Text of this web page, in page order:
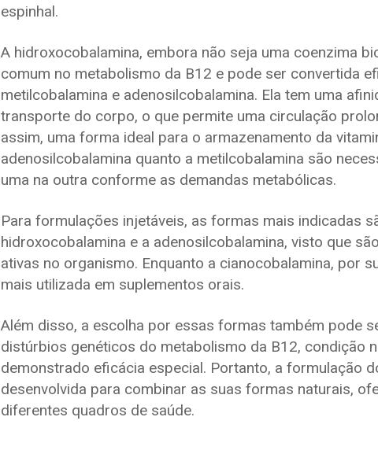
espinhal.
A hidroxocobalamina, embora não seja uma coenzima
comum no metabolismo da B12 e pode ser convertida
metilcobalamina e adenosilcobalamina. Ela tem uma
transporte do corpo, o que permite uma circulação
assim, uma forma ideal para o armazenamento da
adenosilcobalamina quanto a metilcobalamina são
uma na outra conforme as demandas metabólicas.
Para formulações injetáveis, as formas mais indicadas
hidroxocobalamina e a adenosilcobalamina, visto que
ativas no organismo. Enquanto a cianocobalamina, por
mais utilizada em suplementos orais.
Além disso, a escolha por essas formas também pode
distúrbios genéticos do metabolismo da B12, condição
demonstrado eficácia especial. Portanto, a formulação
desenvolvida para combinar as suas formas naturais,
diferentes quadros de saúde.